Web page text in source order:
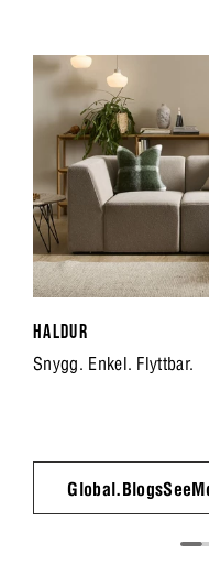
HALDUR
Snygg. Enkel. Flyttbar.